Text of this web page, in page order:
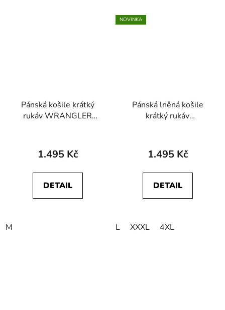
Pánská košile krátký
rukáv WRANGLER
Shadow
1.495 Kč
DETAIL
M
NOVINKA
Pánská lněná košile
krátký rukáv
SHIRT Deep Depths
1.495 Kč
DETAIL
L XXXL 4XL